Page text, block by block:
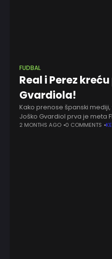
FUDBAL
Real i Perez
Gvardiola!
Kako prenose španski
Joško Gvardiol prva je meta
rekonstrukciji odbrane Real
2 MONTHS AGO 0 COMMENTS